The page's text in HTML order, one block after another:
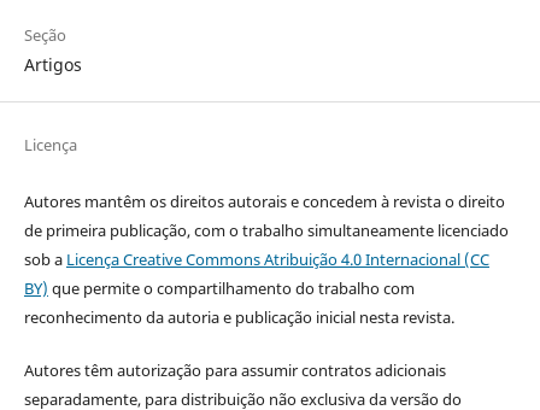
Seção
Artigos
Licença
Autores mantêm os direitos autorais e concedem à revista o direito
de primeira publicação, com o trabalho simultaneamente licenciado
sob a Licença Creative Commons Atribuição 4.0 Internacional (CC
BY) que permite o compartilhamento do trabalho com
reconhecimento da autoria e publicação inicial nesta revista.
Autores têm autorização para assumir contratos adicionais
separadamente, para distribuição não exclusiva da versão do